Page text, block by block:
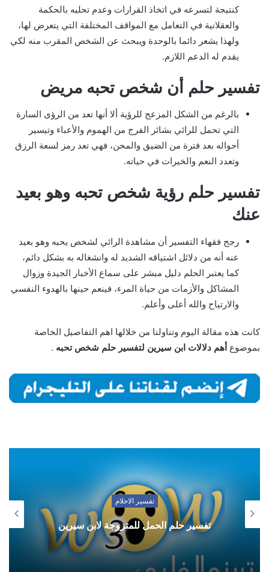
كنتيجة لتسرعه في اتخاذ القرارات وعدم تحليه بالحكمة
والعقلانية في التعامل مع المواقف المختلفة التي يتعرض لها،
ولهذا يشعر دائما بالوحدة ويبحث عن الشخص المقرب منه لكي
يقدم له الدعم اللازم.
تفسير حلم أن شخص تحبه مريض
بالرغم من الشكل المزعج للرؤية ألا أنها تعد من الرؤى السارة
التي تحمل للرائي بشائر الفرج من الهموم والأعباء وتيسير
أحواله بعد فترة من الضيق والمحن، فهي تعد رمز لسعة الرزق
وتعدد النعم والخيرات في حياته.
تفسير حلم رؤية شخص تحبه وهو بعيد
عنك
رجح فقهاء التفسير أن مشاهدة الرائي لشخص يحبه وهو بعيد
عنه أنه من دلائل اشتياقه الشديد له وانشغاله به بشكل دائم،
كما يعتبر الحلم دليل مبشر على سماع الأخبار الجيدة وزوال
المشاكل والأزمات من حياة المرء، فينعم حينها بالهدوء النفسي
والارتياح والله أعلى وأعلم.
كانت هذه مقالة اليوم وتناولنا من خلالها اهم التفاصيل الخاصة
بموضوع أهم دلالات ابن سيرين لتفسير حلم شخص تحبه .
تفسير الاحلام
تفسير حلم الحمل للمتزوجة لابن سيرين